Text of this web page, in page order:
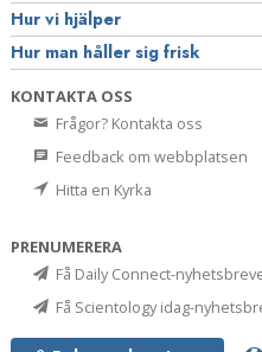
Hur vi hjälper
Hur man håller sig frisk
KONTAKTA OSS
Frågor? Kontakta oss
Feedback om webbplatsen
Hitta en Kyrka
PRENUMERERA
Få Daily Connect-
Få Scientology idag-